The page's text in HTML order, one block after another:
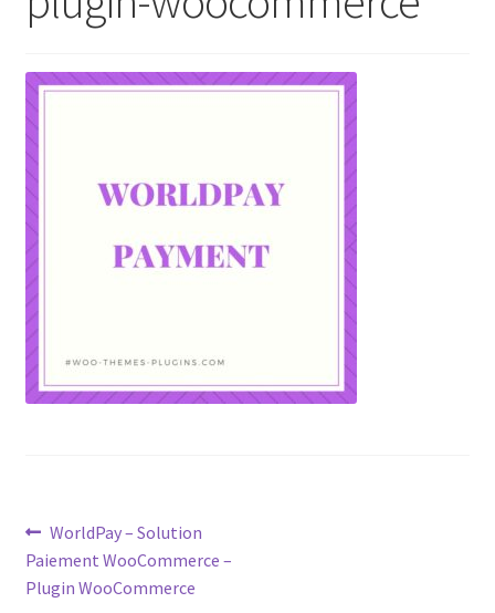
Post
navigation
Previous
post:
WorldPay – Solution
Paiement WooCommerce –
Plugin WooCommerce